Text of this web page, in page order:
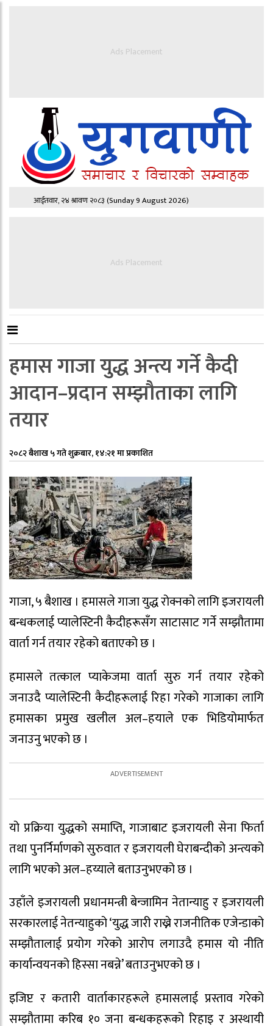
Ads Placement
आईतवार, २४ श्रावण २०८३(Sunday 9 August 2026)
Ads Placement
हमास गाजा युद्ध अन्त्य गर्ने कैदी
आदान–प्रदान सम्झौताका लागि
तयार
२०८२ बैशाख ५ गते शुक्रबार, १४:२१ मा प्रकाशित
गाजा, ५ बैशाख । हमासले गाजा युद्ध रोक्नको लागि इजरायली
बन्धकलाई प्यालेस्टिनी कैदीहरूसँग साटासाट गर्ने सम्झौतामा
वार्ता गर्न तयार रहेको बताएको छ ।
हमासले तत्काल प्याकेजमा वार्ता सुरु गर्न तयार रहेको
जनाउदै प्यालेस्टिनी कैदीहरूलाई रिहा गरेको गाजाका लागि
हमासका प्रमुख खलील अल–हयाले एक भिडियोमार्फत
जनाउनु भएको छ ।
यो प्रक्रिया युद्धको समाप्ति, गाजाबाट इजरायली सेना फिर्ता
तथा पुनर्निर्माणको सुरुवात र इजरायली घेराबन्दीको अन्त्यको
लागि भएको अल–हय्याले बताउनुभएको छ ।
उहाँले इजरायली प्रधानमन्त्री बेन्जामिन नेतान्याहु र इजरायली
सरकारलाई नेतन्याहुको ‘युद्ध जारी राख्ने राजनीतिक एजेन्डाको
सम्झौतालाई प्रयोग गरेको आरोप लगाउदै हमास यो नीति
कार्यान्वयनको हिस्सा नबन्ने’ बताउनुभएको छ ।
इजिप्ट र कतारी वार्ताकारहरूले हमासलाई प्रस्ताव गरेको
सम्झौतामा करिब १० जना बन्धकहरूको रिहाइ र अस्थायी